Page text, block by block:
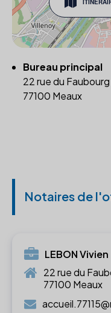
Bureau principal
22 rue du
77100 Meaux
Notaires de
LEBON Vivien
22 rue du
77100 Meaux